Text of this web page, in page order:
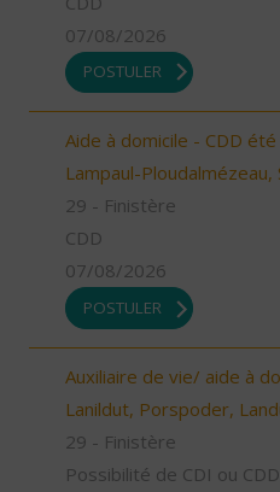
07/08/2026
POSTULER
Aide à domicile - CDD
Lampaul-Ploudalmézeau,
29 - Finistère
CDD
07/08/2026
POSTULER
Auxiliaire de vie/ aide à
Lanildut, Porspoder,
29 - Finistère
Possibilité de CDI ou CDD